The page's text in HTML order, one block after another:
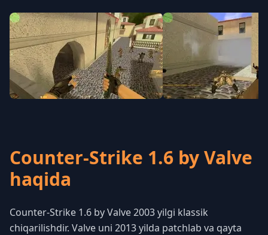
Counter-Strike 1.6 by Valve
haqida
Counter-Strike 1.6 by Valve 2003 yilgi klassik
chiqarilishdir. Valve uni 2013 yilda patchlab va qayta